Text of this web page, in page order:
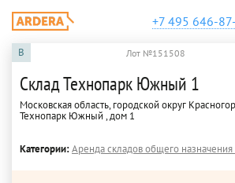
+7 495 646-
B Лот №151508
Склад Технопарк Южный 1
Московская область, городской округ
Технопарк Южный , дом 1
Категории:Аренда складов общего назначения